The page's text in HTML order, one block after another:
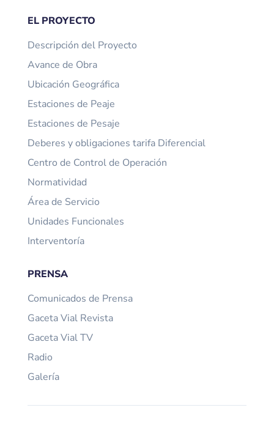
EL PROYECTO
Descripción del Proyecto
Avance de Obra
Ubicación Geográfica
Estaciones de Peaje
Estaciones de Pesaje
Deberes y obligaciones tarifa Diferencial
Centro de Control de Operación
Normatividad
Área de Servicio
Unidades Funcionales
Interventoría
PRENSA
Comunicados de Prensa
Gaceta Vial Revista
Gaceta Vial TV
Radio
Galería